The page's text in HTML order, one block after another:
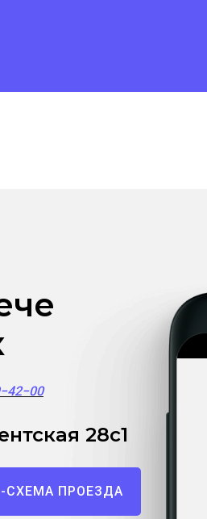
28с1
СХЕМА ПРОЕЗДА